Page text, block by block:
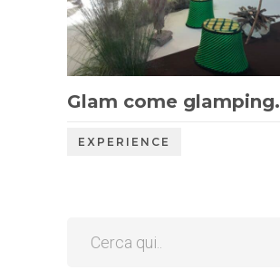
Glam come glamping.
EXPERIENCE